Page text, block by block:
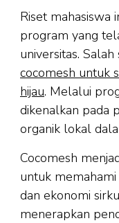
Riset mahasiswa
program yang
universitas.
cocomesh untuk
hijau. Melalui
dikenalkan pada
organik lokal
Cocomesh
untuk
dan ekonomi
menerapkan